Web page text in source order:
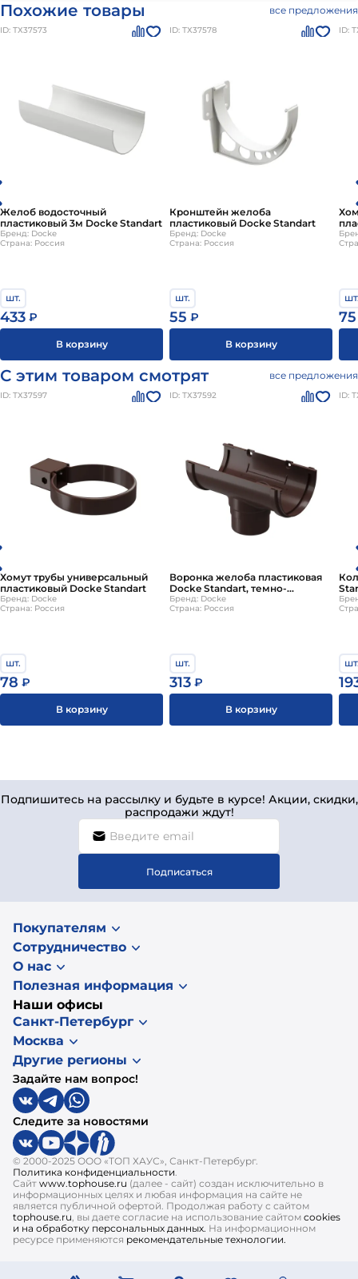
Похожие товары все предложения
ID: ТХ37573
Желоб водосточный
пластиковый 3м Docke Standart
Бренд: Docke
Страна: Россия
шт.
433 ₽
В корзину
ID: ТХ37578
Кронштейн желоба
пластиковый Docke Standart
Бренд: Docke
Страна: Россия
шт.
55 ₽
В корзину
ID:
75
С этим товаром смотрят все предложения
ID: ТХ37597
Хомут трубы универсальный
пластиковый Docke Standart
Бренд: Docke
Страна: Россия
шт.
78 ₽
В корзину
ID: ТХ37592
Воронка желоба пластиковая
Docke Standart, темно-
коричневый
Бренд: Docke
Страна: Россия
шт.
313 ₽
В корзину
ID:
Подпишитесь на рассылку и будьте в курсе! Акции, скидки,
распродажи ждут!
Подписаться
Покупателям
Сотрудничество
О нас
Полезная информация
Наши офисы
Санкт-Петербург
Москва
Другие регионы
Задайте нам вопрос!
Следите за новостями
© 2000-2025 ООО «ТОП ХАУС», Санкт-Петербург.
Политика конфиденциальности.
Сайт www.tophouse.ru (далее - сайт) создан исключительно в
информационных целях и любая информация на сайте не
является публичной офертой. Продолжая работу с сайтом
tophouse.ru, вы даете согласие на использование сайтом cookies
и на обработку персональных данных. На информационном
ресурсе применяются рекомендательные технологии.